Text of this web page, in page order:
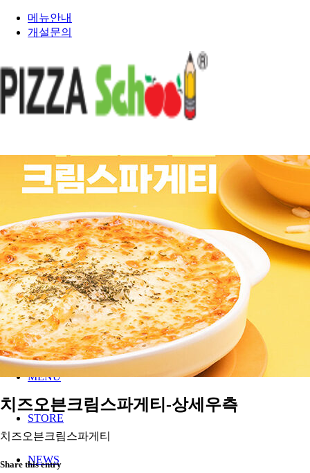
메뉴안내
개설문의
PIZZA SCHOOL
MENU
STORE
NEWS
치즈오븐크림스파게티-상세우측
치즈오븐크림스파게티
Share this entry